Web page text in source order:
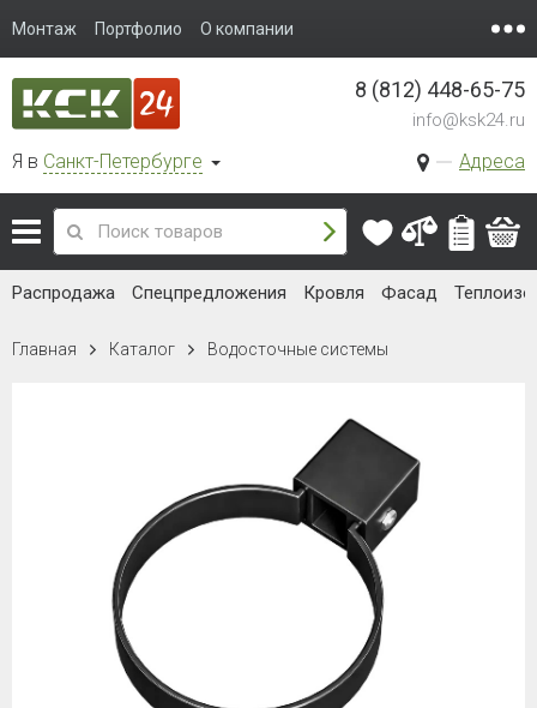
Монтаж Портфолио О компании
Я в Санкт-Петербурге Адреса
8 (812) 448-65-75
info@ksk24.ru
Распродажа Спецпредложения Кровля Фасад
Главная Каталог Водосточные системы